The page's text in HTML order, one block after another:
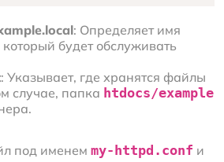
: Определяет имя
который будет обслуживать
: Указывает, где хранятся файлы
случае, папка htdocs/example
под именем my-httpd.conf и